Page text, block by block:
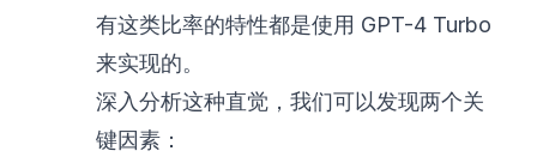
有这类比率的特性都是使用 GPT-4 Turbo
来实现的。
深入分析这种直觉，我们可以发现两个关
键因素：